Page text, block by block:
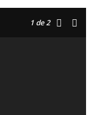
1 de 2